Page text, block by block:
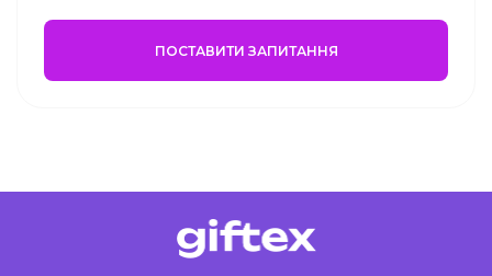
ПОСТАВИТИ ЗАПИТАННЯ